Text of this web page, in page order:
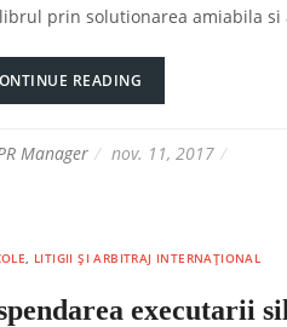
prin solutionarea amiabila
READING
Manager nov. 11, 2017
, LITIGII ȘI ARBITRAJ INTERNAȚIONAL
executarii